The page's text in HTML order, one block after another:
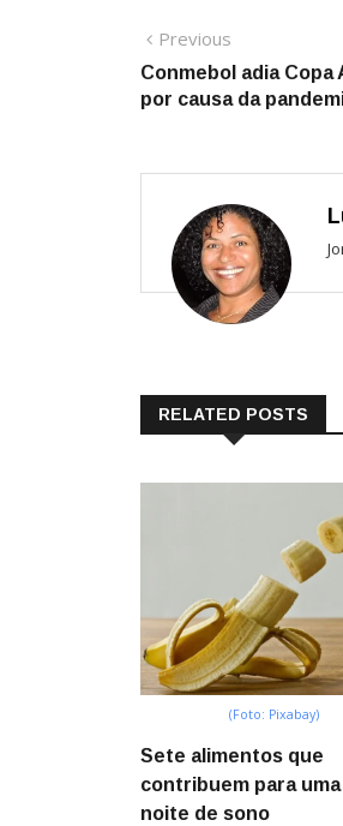
Navegação
de
Previous
post:
Conmebol adia Copa
por causa da
RELATED POSTS
(Foto: Pixabay)
Sete alimentos que
contribuem para
noite de sono